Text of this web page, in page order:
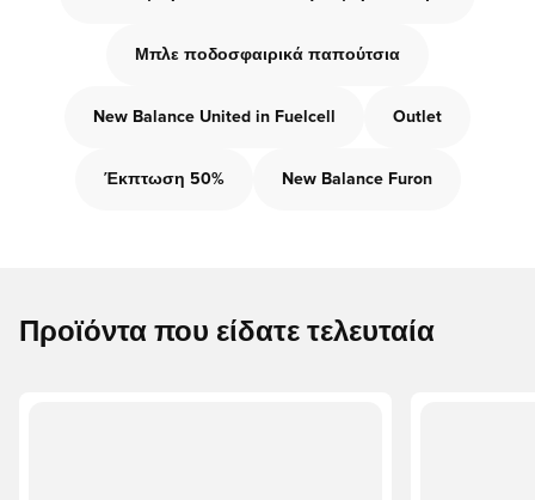
Μπλε ποδοσφαιρικά παπούτσια
New Balance United in Fuelcell Outlet
Έκπτωση 50% New Balance Furon
Προϊόντα που είδατε τελευταία